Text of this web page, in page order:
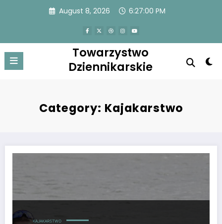
August 8, 2026 6:27:01 PM
Towarzystwo
Dziennikarskie
Category: Kajakarstwo
KAJAKARSTWO